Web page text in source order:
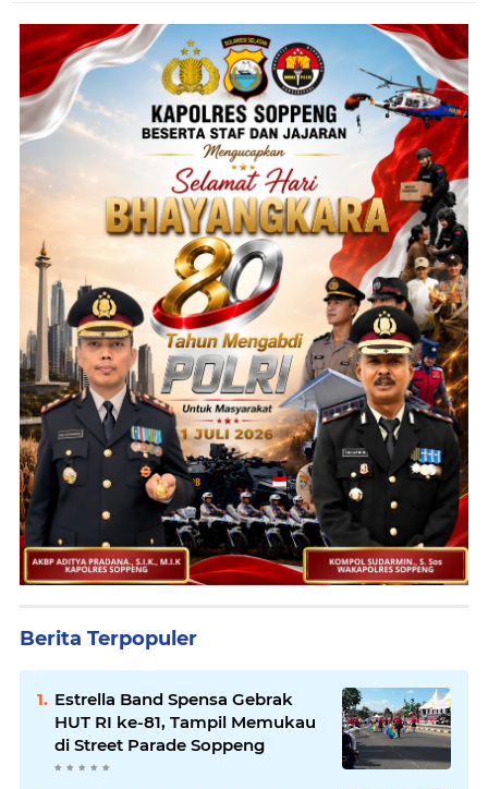
Berita Terpopuler
Estrella Band Spensa Gebrak
HUT RI ke-81, Tampil Memukau
di Street Parade Soppeng